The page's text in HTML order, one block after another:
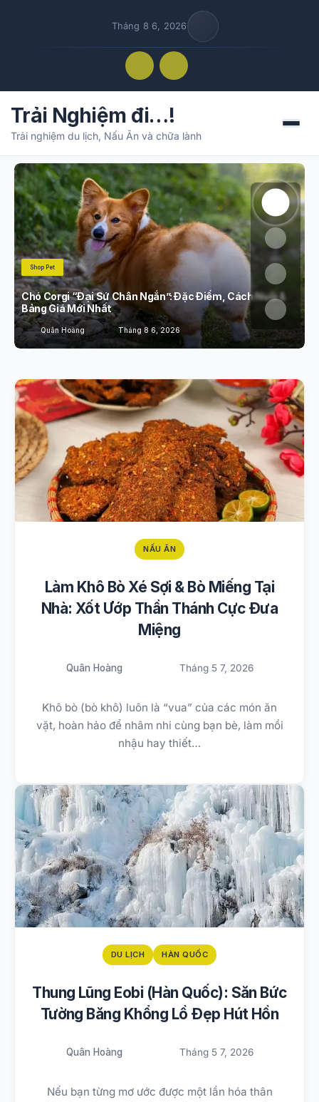
Tháng 8 6, 2026
Trải Nghiệm đi…!
Trải nghiệm du lịch, Nấu Ăn và chữa lành
Menu
Shop Pet
Chó Corgi “Đại Sứ Chân Ngắn”: Đặc Điểm, Cách Nuôi &
Bảng Giá Mới Nhất
Quân Hoàng Tháng 8 6, 2026
NẤU ĂN
Làm Khô Bò Xé Sợi & Bò Miếng Tại
Nhà: Xốt Ướp Thần Thánh Cực Đưa
Miệng
Quân Hoàng Tháng 5 7, 2026
Khô bò (bò khô) luôn là “vua” của các món ăn
vặt, hoàn hảo để nhâm nhi cùng bạn bè, làm mồi
nhậu hay thiết…
DU LỊCH HÀN QUỐC
Thung Lũng Eobi (Hàn Quốc): Săn Bức
Tường Băng Khổng Lồ Đẹp Hút Hồn
Quân Hoàng Tháng 5 7, 2026
Nếu bạn từng mơ ước được một lần hóa thân